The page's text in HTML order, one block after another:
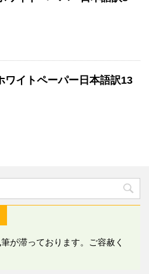
ワイトペーパー日本語訳13
が滞っております。ご容赦く